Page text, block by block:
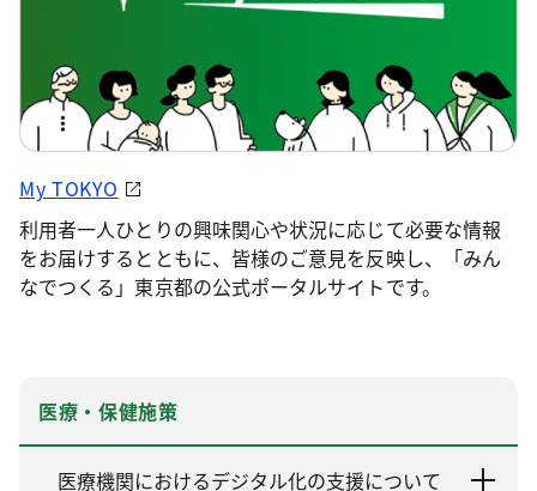
My TOKYO
利用者一人ひとりの興味関心や状況に応じて必要な情報
をお届けするとともに、皆様のご意見を反映し、「みん
なでつくる」東京都の公式ポータルサイトです。
医療・保健施策
医療機関におけるデジタル化の支援について